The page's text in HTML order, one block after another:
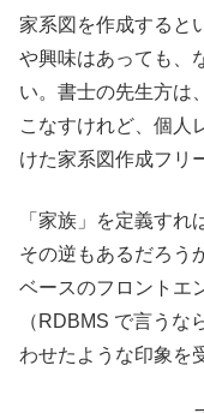
家系図を作成すると
や興味はあっても、
い。書士の先生方は
こなすけれど、個人
けた家系図作成フリ
「家族」を定義すれ
その逆もあるだろう
ベースのフロントエ
（RDBMS で言うな
わせたような印象を